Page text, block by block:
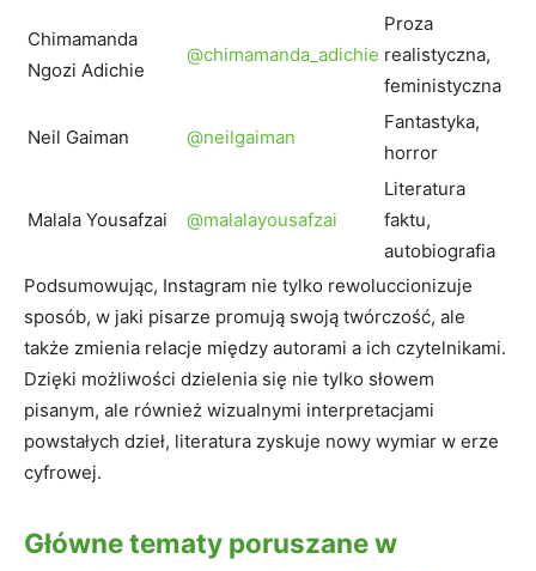
Chimamanda
Ngozi Adichie
@chimamanda_adichie
Proza
realistyczna,
feministyczna
Neil Gaiman @neilgaiman
Fantastyka,
horror
Malala Yousafzai @malalayousafzai
Literatura
faktu,
autobiografia
Podsumowując, Instagram nie tylko rewoluccionizuje
sposób, w jaki pisarze promują swoją twórczość, ale
także zmienia relacje między autorami a ich czytelnikami.
Dzięki możliwości dzielenia się nie tylko słowem
pisanym, ale również wizualnymi interpretacjami
powstałych dzieł, literatura zyskuje nowy wymiar w erze
cyfrowej.
Główne tematy poruszane w